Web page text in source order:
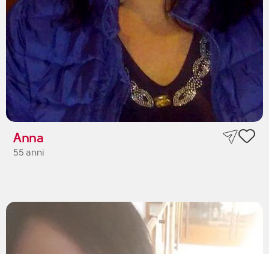
Anna
55 anni